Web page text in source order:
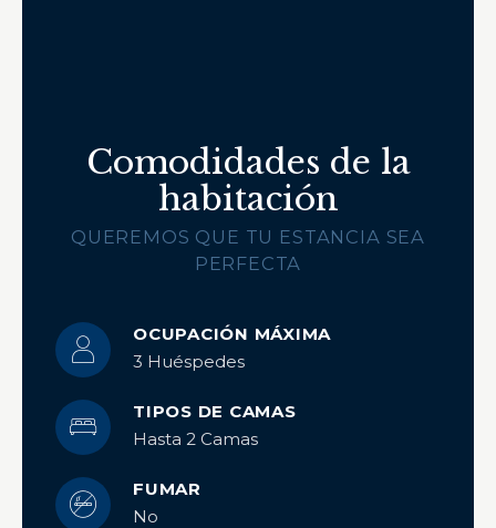
Comodidades de la
habitación
QUEREMOS QUE TU ESTANCIA SEA
PERFECTA
OCUPACIÓN MÁXIMA
3 Huéspedes
TIPOS DE CAMAS
Hasta 2 Camas
FUMAR
No